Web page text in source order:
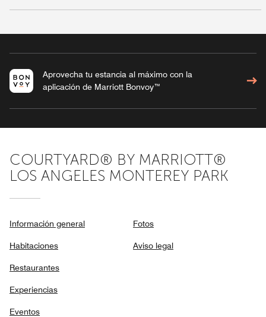
Aprovecha tu estancia al máximo con la
aplicación de Marriott Bonvoy™
COURTYARD® BY MARRIOTT®
LOS ANGELES MONTEREY PARK
Información general
Habitaciones
Restaurantes
Experiencias
Eventos
Fotos
Aviso legal